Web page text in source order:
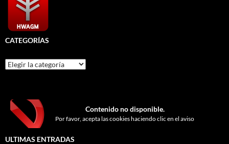
CATEGORÍAS
Categorías
Contenido no disponible.
Por favor, acepta las cookies haciendo clic en el aviso
ULTIMAS ENTRADAS